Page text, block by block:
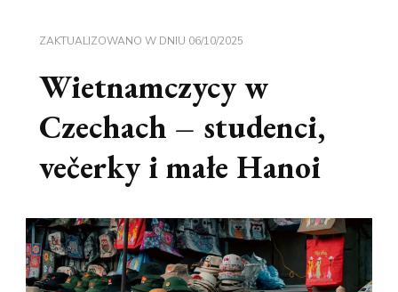
ZAKTUALIZOWANO W DNIU 06/10/2025
Wietnamczycy w
Czechach – studenci,
večerky i małe Hanoi